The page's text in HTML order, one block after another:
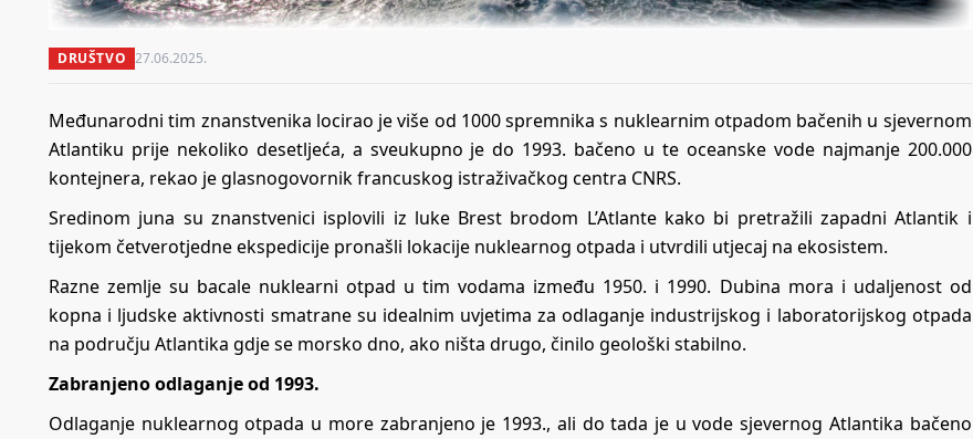
DRUŠTVO 27.06.2025.
Međunarodni tim znanstvenika locirao je više od 1000 spremnika s nuklearnim otpadom bačenih u sjevernom
Atlantiku prije nekoliko desetljeća, a sveukupno je do 1993. bačeno u te oceanske vode najmanje 200.000
kontejnera, rekao je glasnogovornik francuskog istraživačkog centra CNRS.
Sredinom juna su znanstvenici isplovili iz luke Brest brodom L’Atlante kako bi pretražili zapadni Atlantik i
tijekom četverotjedne ekspedicije pronašli lokacije nuklearnog otpada i utvrdili utjecaj na ekosistem.
Razne zemlje su bacale nuklearni otpad u tim vodama između 1950. i 1990. Dubina mora i udaljenost od
kopna i ljudske aktivnosti smatrane su idealnim uvjetima za odlaganje industrijskog i laboratorijskog otpada
na području Atlantika gdje se morsko dno, ako ništa drugo, činilo geološki stabilno.
Zabranjeno odlaganje od 1993.
Odlaganje nuklearnog otpada u more zabranjeno je 1993., ali do tada je u vode sjevernog Atlantika bačeno